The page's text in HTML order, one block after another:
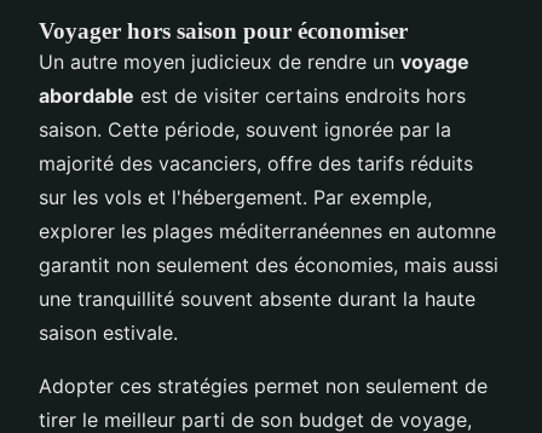
Voyager hors saison pour économiser
Un autre moyen judicieux de rendre un voyage
abordable est de visiter certains endroits hors
saison. Cette période, souvent ignorée par la
majorité des vacanciers, offre des tarifs réduits
sur les vols et l'hébergement. Par exemple,
explorer les plages méditerranéennes en automne
garantit non seulement des économies, mais aussi
une tranquillité souvent absente durant la haute
saison estivale.
Adopter ces stratégies permet non seulement de
tirer le meilleur parti de son budget de voyage,